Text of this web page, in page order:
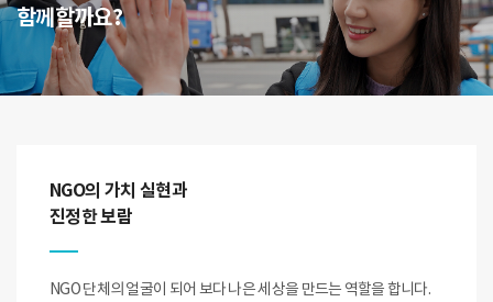
함께할까요?
NGO의 가치 실현과
진정한 보람
NGO 단체의 얼굴이 되어 보다 나은 세상을 만드는 역할을 합니다.